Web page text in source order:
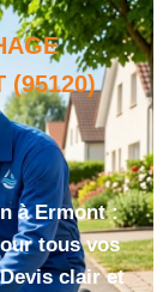
(95120)
à Ermont :
tous vos
clair et